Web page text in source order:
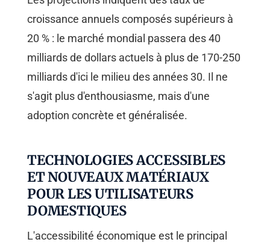
croissance annuels composés supérieurs à
20 % : le marché mondial passera des 40
milliards de dollars actuels à plus de 170-250
milliards d'ici le milieu des années 30. Il ne
s'agit plus d'enthousiasme, mais d'une
adoption concrète et généralisée.
TECHNOLOGIES ACCESSIBLES
ET NOUVEAUX MATÉRIAUX
POUR LES UTILISATEURS
DOMESTIQUES
L'accessibilité économique est le principal